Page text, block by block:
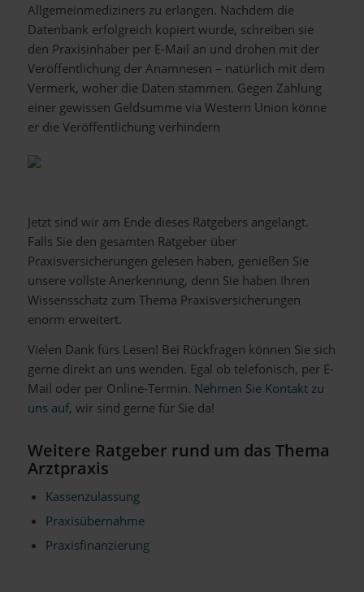
Allgemeinmediziners zu erlangen. Nachdem die
Datenbank erfolgreich kopiert wurde, schreiben sie
den Praxisinhaber per E-Mail an und drohen mit der
Veröffentlichung der Anamnesen – natürlich mit dem
Vermerk, woher die Daten stammen. Gegen Zahlung
einer gewissen Geldsumme via Western Union könne
er die Veröffentlichung verhindern
Jetzt sind wir am Ende dieses Ratgebers angelangt.
Falls Sie den gesamten Ratgeber über
Praxisversicherungen gelesen haben, genießen Sie
unsere vollste Anerkennung, denn Sie haben Ihren
Wissensschatz zum Thema Praxisversicherungen
enorm erweitert.
Vielen Dank fürs Lesen! Bei Rückfragen können Sie sich
gerne direkt an uns wenden. Egal ob telefonisch, per E-
Mail oder per Online-Termin. Nehmen Sie Kontakt zu
uns auf, wir sind gerne für Sie da!
Weitere Ratgeber rund um das Thema
Arztpraxis
Kassenzulassung
Praxisübernahme
Praxisfinanzierung